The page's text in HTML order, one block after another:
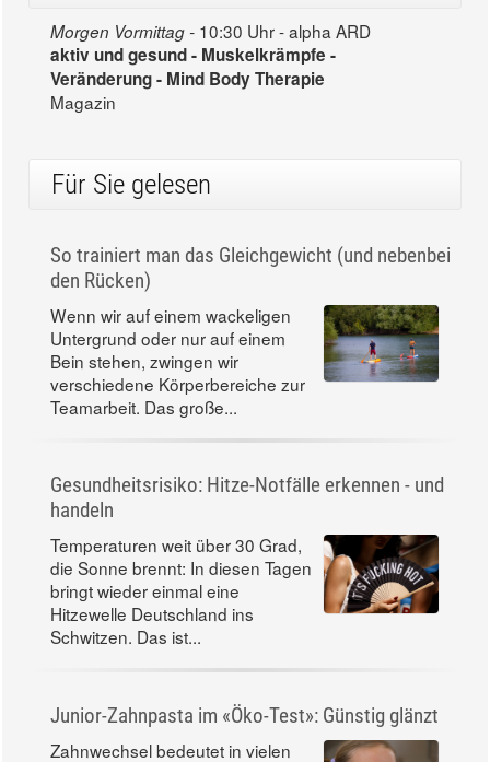
Morgen Vormittag - 10:30 Uhr - alpha ARD
aktiv und gesund - Muskelkrämpfe -
Veränderung - Mind Body Therapie
Magazin
Für Sie gelesen
So trainiert man das Gleichgewicht (und nebenbei
den Rücken)
Wenn wir auf einem wackeligen
Untergrund oder nur auf einem
Bein stehen, zwingen wir
verschiedene Körperbereiche zur
Teamarbeit. Das große...
Gesundheitsrisiko: Hitze-Notfälle erkennen - und
handeln
Temperaturen weit über 30 Grad,
die Sonne brennt: In diesen Tagen
bringt wieder einmal eine
Hitzewelle Deutschland ins
Schwitzen. Das ist...
Junior-Zahnpasta im «Öko-Test»: Günstig glänzt
Zahnwechsel bedeutet in vielen